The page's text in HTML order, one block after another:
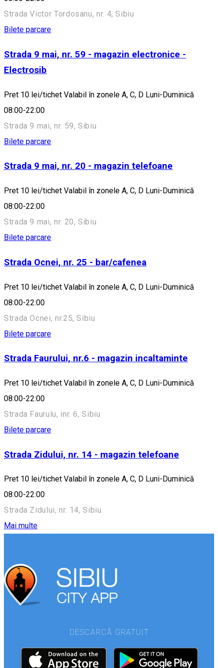
Strada Victor Tordosanu, nr. 4, Sibiu
Bilete parcare
Strada 9 mai, nr. 59 - magazin electronice -
Electrosib
Pret 10 lei/tichet Valabil în zonele A, C, D Luni-Duminică
08:00-22:00
Strada 9 mai, nr. 59, Sibiu
Bilete parcare
Strada 9 mai, nr. 20 - magazin telefoane
Pret 10 lei/tichet Valabil în zonele A, C, D Luni-Duminică
08:00-22:00
Strada 9 mai, nr. 20, Sibiu
Bilete parcare
Strada Ocnei, nr. 25 - bar/cafenea
Pret 10 lei/tichet Valabil în zonele A, C, D Luni-Duminică
08:00-22:00
Strada Ocnei, nr.25, Sibiu
Bilete parcare
Strada Faurului, nr.6 - magazin incaltaminte
Pret 10 lei/tichet Valabil în zonele A, C, D Luni-Duminică
08:00-22:00
Strada Faurulu, inr. 6, Sibiu
Bilete parcare
Strada Zidului, nr. 14 - magazin telefoane
Pret 10 lei/tichet Valabil în zonele A, C, D Luni-Duminică
08:00-22:00
Strada Zidului, nr. 14, Sibiu
Mai multe
DESCARCĂ GRATUIT